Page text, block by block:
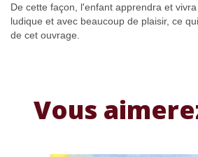
De cette façon, l'enfant apprendra et
ludique et avec beaucoup de plaisir, ce
de cet ouvrage.
Vous